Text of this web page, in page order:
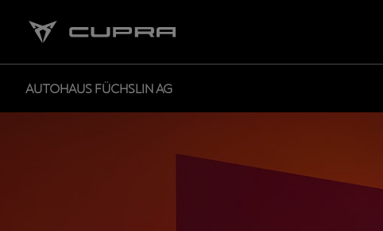
AUTOHAUS FÜCHSLIN AG